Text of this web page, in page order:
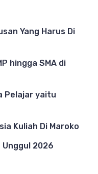
Yang Harus Di
hingga SMA di
Pelajar yaitu
Kuliah Di Maroko
2026